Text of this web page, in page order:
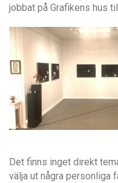
jobbat på Grafikens hus
Det finns inget direkt
välja ut några personliga